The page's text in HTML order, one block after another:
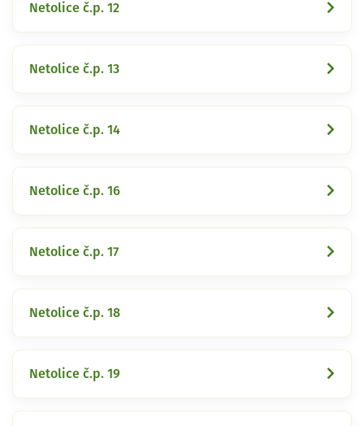
Netolice č.p. 12
Netolice č.p. 13
Netolice č.p. 14
Netolice č.p. 16
Netolice č.p. 17
Netolice č.p. 18
Netolice č.p. 19